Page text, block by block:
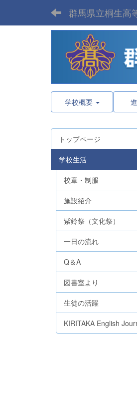
群馬県立桐生高
学校概要
トップページ
学校生活
校章・制服
施設紹介
紫鈴祭（文化祭）
一日の流れ
Q＆A
図書室より
生徒の活躍
KIRITAKA English